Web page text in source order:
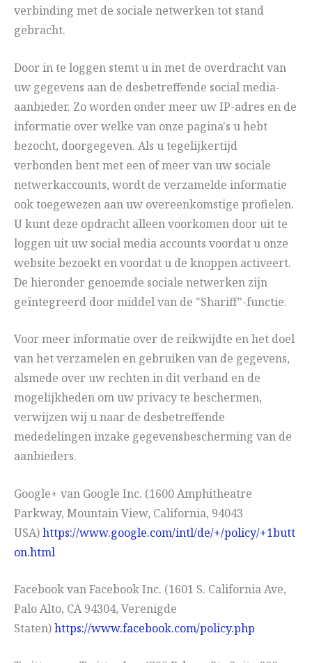
verbinding met de sociale netwerken tot stand
gebracht.
Door in te loggen stemt u in met de overdracht van
uw gegevens aan de desbetreffende social media-
aanbieder. Zo worden onder meer uw IP-adres en de
informatie over welke van onze pagina's u hebt
bezocht, doorgegeven. Als u tegelijkertijd
verbonden bent met een of meer van uw sociale
netwerkaccounts, wordt de verzamelde informatie
ook toegewezen aan uw overeenkomstige profielen.
U kunt deze opdracht alleen voorkomen door uit te
loggen uit uw social media accounts voordat u onze
website bezoekt en voordat u de knoppen activeert.
De hieronder genoemde sociale netwerken zijn
geïntegreerd door middel van de "Shariff"-functie.
Voor meer informatie over de reikwijdte en het doel
van het verzamelen en gebruiken van de gegevens,
alsmede over uw rechten in dit verband en de
mogelijkheden om uw privacy te beschermen,
verwijzen wij u naar de desbetreffende
mededelingen inzake gegevensbescherming van de
aanbieders.
Google+ van Google Inc. (1600 Amphitheatre
Parkway, Mountain View, California, 94043
USA)https://www.google.com/intl/de/+/policy/+1butt
on.html
Facebook van Facebook Inc. (1601 S. California Ave,
Palo Alto, CA 94304, Verenigde
Staten)https://www.facebook.com/policy.php